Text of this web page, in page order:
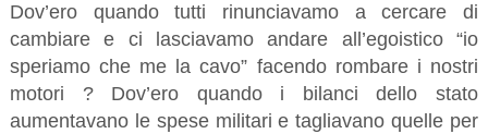
Dov’ero quando tutti rinunciavamo a cercare di
cambiare e ci lasciavamo andare all’egoistico “io
speriamo che me la cavo” facendo rombare i nostri
motori ? Dov’ero quando i bilanci dello stato
aumentavano le spese militari e tagliavano quelle per